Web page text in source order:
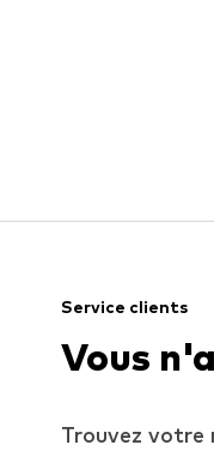
Service clients
Vous
Trouvez votre